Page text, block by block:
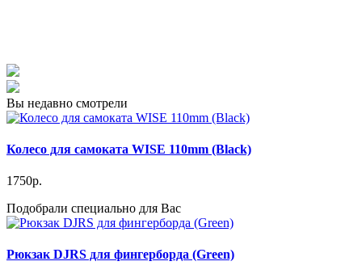
Вы недавно смотрели
Колесо для самоката WISE 110mm (Black)
1750р.
Подобрали специально для Вас
Рюкзак DJRS для фингерборда (Green)